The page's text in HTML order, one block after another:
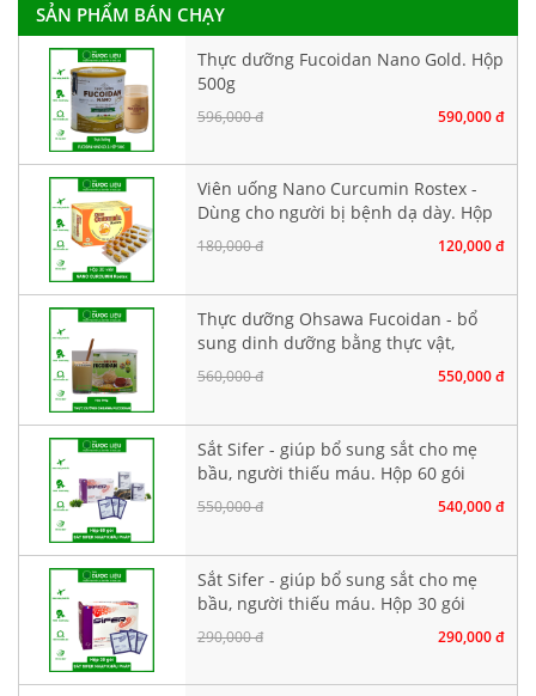
SẢN PHẨM BÁN CHẠY
Thực dưỡng Fucoidan Nano Gold. Hộp
500g
596,000 đ 590,000 đ
Viên uống Nano Curcumin Rostex -
Dùng cho người bị bệnh dạ dày. Hộp
30 viên
180,000 đ 120,000 đ
Thực dưỡng Ohsawa Fucoidan - bổ
sung dinh dưỡng bằng thực vật,
không chứa đậu nành. Hộp 500g
560,000 đ 550,000 đ
Sắt Sifer - giúp bổ sung sắt cho mẹ
bầu, người thiếu máu. Hộp 60 gói
550,000 đ 540,000 đ
Sắt Sifer - giúp bổ sung sắt cho mẹ
bầu, người thiếu máu. Hộp 30 gói
290,000 đ 290,000 đ